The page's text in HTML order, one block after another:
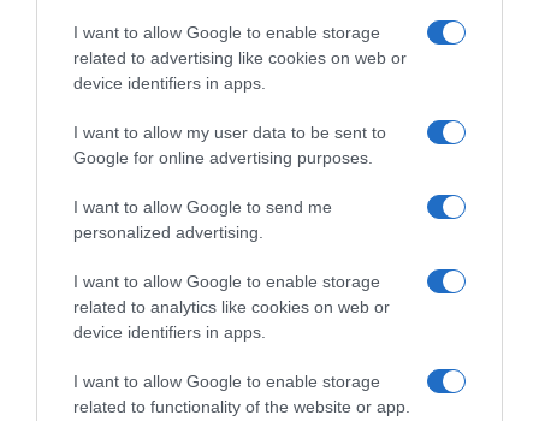
I want to allow Google to enable storage
related to advertising like cookies on web or
device identifiers in apps.
I want to allow my user data to be sent to
Google for online advertising purposes.
I want to allow Google to send me
personalized advertising.
I want to allow Google to enable storage
related to analytics like cookies on web or
device identifiers in apps.
I want to allow Google to enable storage
related to functionality of the website or app.
Megosztás: Facebook Twitter Pinterest
Bogi,Puskás Péter
HASONLÓ BEJEGYZÉSEK